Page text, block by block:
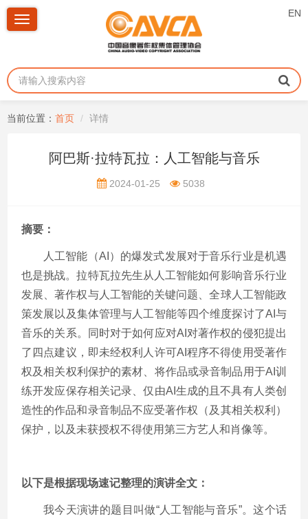
EN
Toggle
当前位置： 首页 详情
阿巴斯·拉特瓦拉：人工智能与音乐
2024-01-25 5038
摘要：
人工智能（AI）的爆发式发展对于音乐行业是机遇
也是挑战。拉特瓦拉先生从人工智能如何影响音乐行业
发展、著作权与人工智能的关键问题、全球人工智能政
策发展以及集体管理与人工智能等四个维度探讨了AI与
音乐的关系。同时对于如何应对AI对著作权的侵犯提出
了四点建议，即未经权利人许可AI程序不得使用受著作
权及相关权利保护的素材、将作品或录音制品用于AI训
练开发应保存相关记录、仅由AI生成的且不具有人类创
造性的作品和录音制品不应受著作权（及其相关权利）
保护，以及未获授权不得使用第三方艺人和肖像等。
以下是根据现场速记整理的演讲全文：
我今天演讲的题目叫做“人工智能与音乐”。这个话